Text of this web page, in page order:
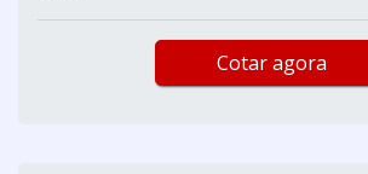
Cotar agora